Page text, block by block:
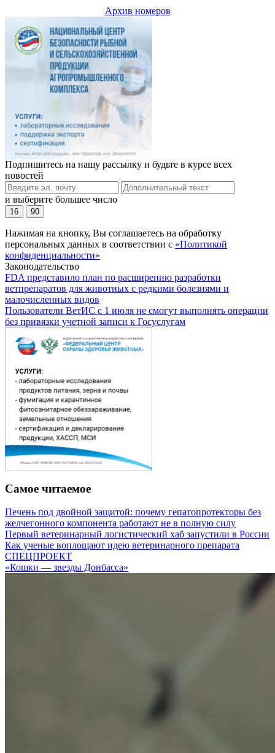
Архив номеров
Подпишитесь на нашу рассылку и будьте в курсе всех
новостей
и выберите большее число
16 90
Нажимая на кнопку, Вы соглашаетесь на обработку
персональных данных в соответствии с «Политикой
конфиденциальности»
Законодательство
FDA представило план по расширению разработки
ветпрепаратов для животных с редкими болезнями и
малочисленных видов
Пользователи ВетИС с 1 июля не смогут выполнять операции
без привязки учетной записи к Госуслугам
Самое читаемое
Печень под двойной защитой: почему гепатопротекторы без
желчегонного компонента работают не в полную силу
Первый ветеринарный логистический хаб запустили в России
Как ученые воплощают идею ветеринарного препарата
СПЕЦПРОЕКТ
«Кошки — звезды Донбасса»